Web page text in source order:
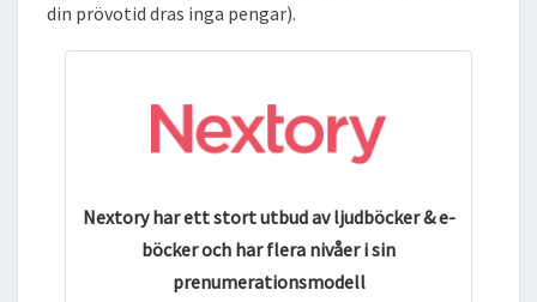
din prövotid dras inga pengar).
Nextory har ett stort utbud av ljudböcker & e-
böcker och har flera nivåer i sin
prenumerationsmodell